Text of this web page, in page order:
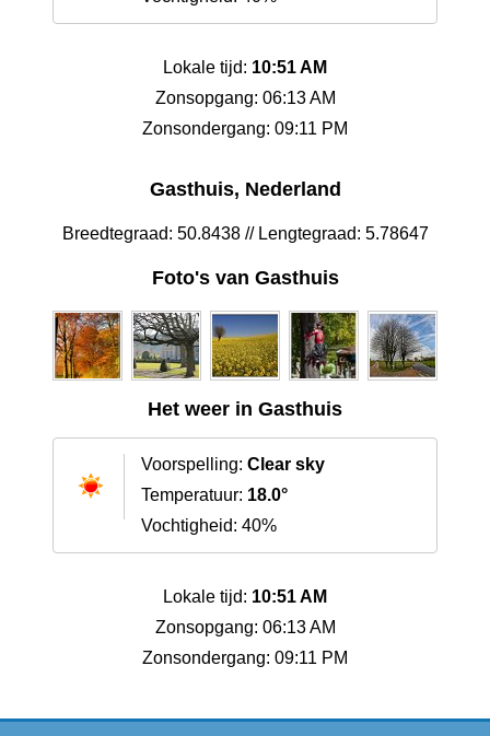
Lokale tijd: 10:51 AM
Zonsopgang: 06:13 AM
Zonsondergang: 09:11 PM
Gasthuis, Nederland
Breedtegraad: 50.8438 // Lengtegraad: 5.78647
Foto's van Gasthuis
Het weer in Gasthuis
Voorspelling: Clear sky
Temperatuur: 18.0°
Vochtigheid: 40%
Lokale tijd: 10:51 AM
Zonsopgang: 06:13 AM
Zonsondergang: 09:11 PM